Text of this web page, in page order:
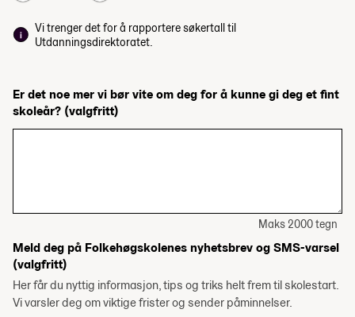
Vi trenger det for å rapportere søkertall til
Utdanningsdirektoratet.
Er det noe mer vi bør vite om deg for å kunne gi deg et fint
skoleår? (valgfritt)
Maks 2000 tegn
Meld deg på Folkehøgskolenes nyhetsbrev og SMS-varsel
(valgfritt)
Her får du nyttig informasjon, tips og triks helt frem til skolestart.
Vi varsler deg om viktige frister og sender påminnelser.